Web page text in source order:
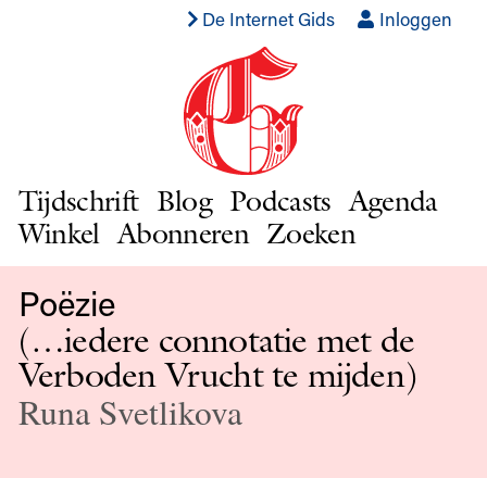
De Internet Gids Inloggen
Tijdschrift Blog Podcasts Agenda
Winkel Abonneren Zoeken
Poëzie
(…iedere connotatie met de
Verboden Vrucht te mijden)
Runa Svetlikova